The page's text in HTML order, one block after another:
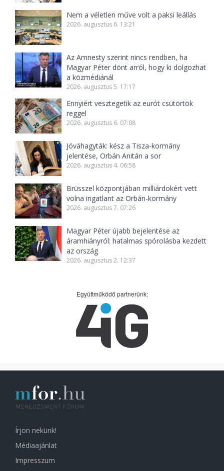
Nem a véletlen műve volt a paksi leállás
2026. augusztus 6. 13:21
Az Amnesty szerint nincs rendben, ha
Magyar Péter dönt arról, hogy ki dolgozhat
a közmédiánál
2026. augusztus 5. 17:17
Ennyiért vesztegetik az eurót csütörtök
reggel
2026. augusztus 6. 07:08
Jóváhagyták: kész a Tisza-kormány
jelentése, Orbán Anitán a sor
2026. augusztus 4. 06:58
Brüsszel központjában milliárdokért vett
volna ingatlant az Orbán-kormány
2026. augusztus 7. 07:26
Magyar Péter újabb bejelentése az
áramhiányról: hatalmas spórolásba kezdett
az ország
2026. augusztus 2. 12:37
Együttműködő partnerünk:
Írjon nekünk!
Médiaajánlat
Impresszum